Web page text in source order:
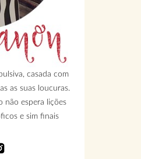
casada com
as suas loucuras.
não espera lições
e sim finais